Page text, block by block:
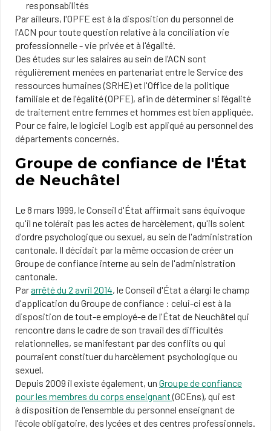
responsabilités​
Par ailleurs, l'OPFE est à la disposition du personnel de
l'ACN pour toute question relative à la conciliation vie
professionnelle - vie privée et à l'égalité.
Des études sur les salaires au sein de l’ACN sont
régulièrement menées en partenariat entre le Service des
ressources humaines (SRHE) et l'Office de la politique
familiale et de l'égalité (OPFE), afin de déterminer si l’égalité
de traitement entre femmes et hommes est bien appliquée.
Pour ce faire, le logiciel Logib est appliqué au personnel des
départements concernés.
Groupe de confiance de l'État
de Neuchâtel
Le 8 mars 1999, le Conseil d'État affirmait sans équivoque
qu'il ne tolérait pas les actes de harcèlement, qu'ils soient
d'ordre psychologique ou sexuel, au sein de l'administration
cantonale. Il décidait par la même occasion de créer un
Groupe de confiance interne au sein de l'administration
cantonale.
Pararrêté du 2 avril 2014, le Conseil d'État a élargi le champ
d'application du Groupe de confiance : celui-ci est à la
disposition de tout-e employé-e de l'État de Neuchâtel qui
rencontre dans le cadre de son travail des difficultés
relationnelles, se manifestant par des conflits ou qui
pourraient constituer du harcèlement psychologique ou
sexuel.
Depuis 2009 il existe également, un Groupe de confiance
pour les membres du corps enseignant(GCEns), qui est
à disposition de l'ensemble du personnel enseignant de
l'école obligatoire, des lycées et des centres professionnels.